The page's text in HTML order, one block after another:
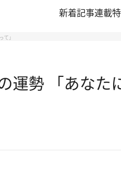
新着記事連載
て」
勢 「あなた